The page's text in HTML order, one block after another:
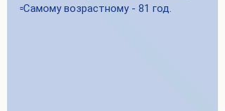
▫️Самому возрастному - 81 год.